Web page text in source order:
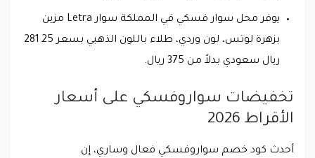
يوفر محل سوار فسكي في المملكة سوار Letra مزين
بزهرة لوتس، لون وردي، طلاء باللون الذهبي بسعر 281.25
ريال سعودي بدلاً من 375 ريال.
تخفيضات سواروفسكي على أسعار
الأقراط 2026
أحدث كود خصم سواروفسكي فعال وساري، إن